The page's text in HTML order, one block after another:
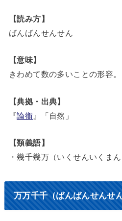
【読み方】
ばんばんせんせん
【意味】
きわめて数の多いことの形容。
【典拠・出典】
『論衡 』「自然」
【類義語】
・幾千幾万（いくせんいくまん
万万千千（ばんばんせんせ